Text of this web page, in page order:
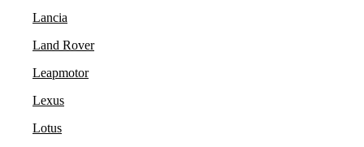
Lancia
Land Rover
Leapmotor
Lexus
Lotus